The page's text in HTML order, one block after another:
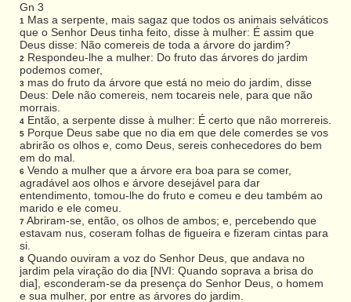
Gn 3
1
Mas a serpente, mais sagaz que todos os animais selváticos
que o Senhor Deus tinha feito, disse à mulher: É assim que
Deus disse: Não comereis de toda a árvore do jardim?
2 Respondeu-lhe a mulher: Do fruto das árvores do jardim
podemos comer,
3 mas do fruto da árvore que está no meio do jardim, disse
Deus: Dele não comereis, nem tocareis nele, para que não
morrais.
4 Então, a serpente disse à mulher: É certo que não morrereis.
5 Porque Deus sabe que no dia em que dele comerdes se vos
abrirão os olhos e, como Deus, sereis conhecedores do bem
em do mal.
6 Vendo a mulher que a árvore era boa para se comer,
agradável aos olhos e árvore desejável para dar
entendimento, tomou-lhe do fruto e comeu e deu também ao
marido e ele comeu.
7 Abriram-se, então, os olhos de ambos; e, percebendo que
estavam nus, coseram folhas de figueira e fizeram cintas para
si.
8 Quando ouviram a voz do Senhor Deus, que andava no
jardim pela viração do dia [NVI: Quando soprava a brisa do
dia], esconderam-se da presença do Senhor Deus, o homem
e sua mulher, por entre as árvores do jardim.